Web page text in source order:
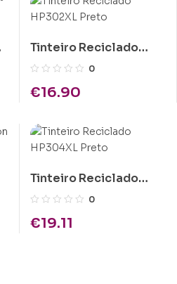
Tinteiro Reciclado
HP302XL Preto
0
€16.90
Tinteiro Reciclado
HP304XL Preto
0
€19.11